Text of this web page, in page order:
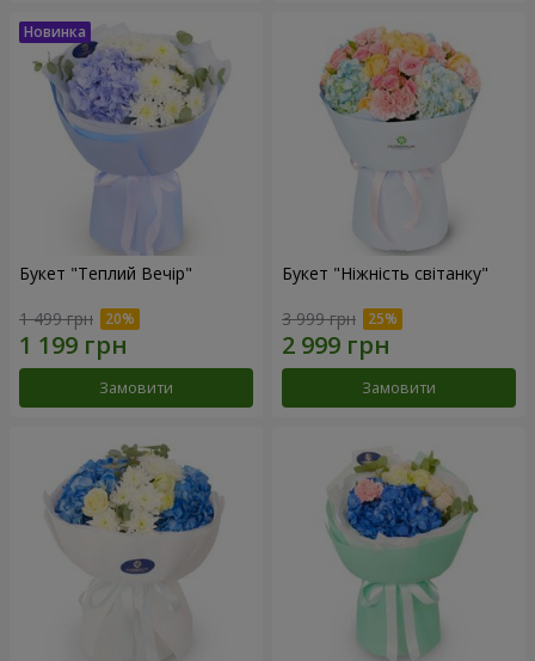
Букет "Теплий Вечір"
1 499 грн
Замовити
Букет "Ніжність світанку"
3 999 грн
Замовити